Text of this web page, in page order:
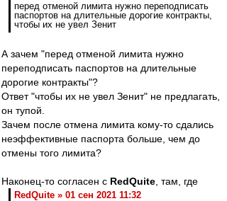
перед отменой лимита нужно переподписать
паспортов на длительные дорогие контракты,
чтобы их не увел Зенит
А зачем "перед отменой лимита нужно
переподписать паспортов на длительные
дорогие контракты"?
Ответ "чтобы их не увел Зенит" не предлагать,
он тупой.
Зачем после отмена лимита кому-то сдались
неэффективные паспорта больше, чем до
отмены того лимита?
Наконец-то согласен с RedQuite , там, где
RedQuite » 01 сен 2021 11:32